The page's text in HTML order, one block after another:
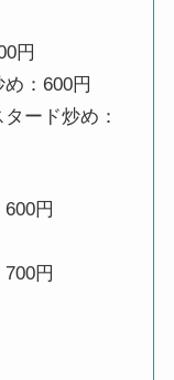
円
：600円
ード炒め：
円
円